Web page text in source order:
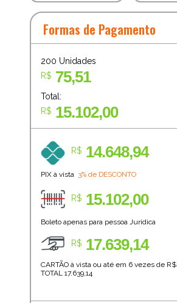
Formas de Pagamento
200 Unidades
R$ 75,51
Total:
R$ 15.102,00
R$ 14.648,94
PIX à vista 3% de DESCONTO
R$ 15.102,00
Boleto apenas para pessoa Jurídica
R$ 17.639,14
CARTÃO à vista ou até em 6 vezes de R$
TOTAL 17.639,14